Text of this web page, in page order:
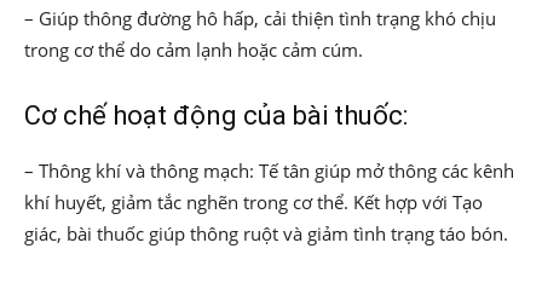
– Giúp thông đường hô hấp, cải thiện tình trạng khó chịu
trong cơ thể do cảm lạnh hoặc cảm cúm.
Cơ chế hoạt động của bài thuốc:
– Thông khí và thông mạch: Tế tân giúp mở thông các kênh
khí huyết, giảm tắc nghẽn trong cơ thể. Kết hợp với Tạo
giác, bài thuốc giúp thông ruột và giảm tình trạng táo bón.